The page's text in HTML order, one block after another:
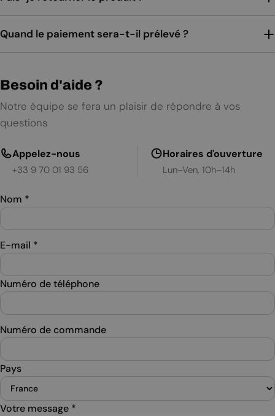
Quand le paiement sera-t-il prélevé ?
Besoin d'aide ?
Notre équipe se fera un plaisir de répondre à vos
questions
Appelez-nous
+33 9 70 01 93 56
Horaires d'ouverture
Lun–Ven, 10h–14h
Nom *
E-mail *
Numéro de téléphone
Numéro de commande
Pays
Votre message *